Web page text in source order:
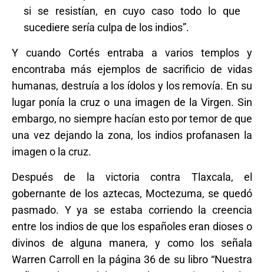
si se resistían, en cuyo caso todo lo que
sucediere sería culpa de los indios”.
Y cuando Cortés entraba a varios templos y
encontraba más ejemplos de sacrificio de vidas
humanas, destruía a los ídolos y los removía. En su
lugar ponía la cruz o una imagen de la Virgen. Sin
embargo, no siempre hacían esto por temor de que
una vez dejando la zona, los indios profanasen la
imagen o la cruz.
Después de la victoria contra Tlaxcala, el
gobernante de los aztecas, Moctezuma, se quedó
pasmado. Y ya se estaba corriendo la creencia
entre los indios de que los españoles eran dioses o
divinos de alguna manera, y como los señala
Warren Carroll en la página 36 de su libro “Nuestra